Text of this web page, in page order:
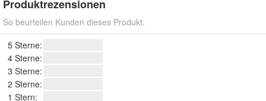
Produktrezensionen
So beurteilen Kunden dieses Produkt.
5 Sterne:
4 Sterne:
3 Sterne:
2 Sterne:
1 Stern: